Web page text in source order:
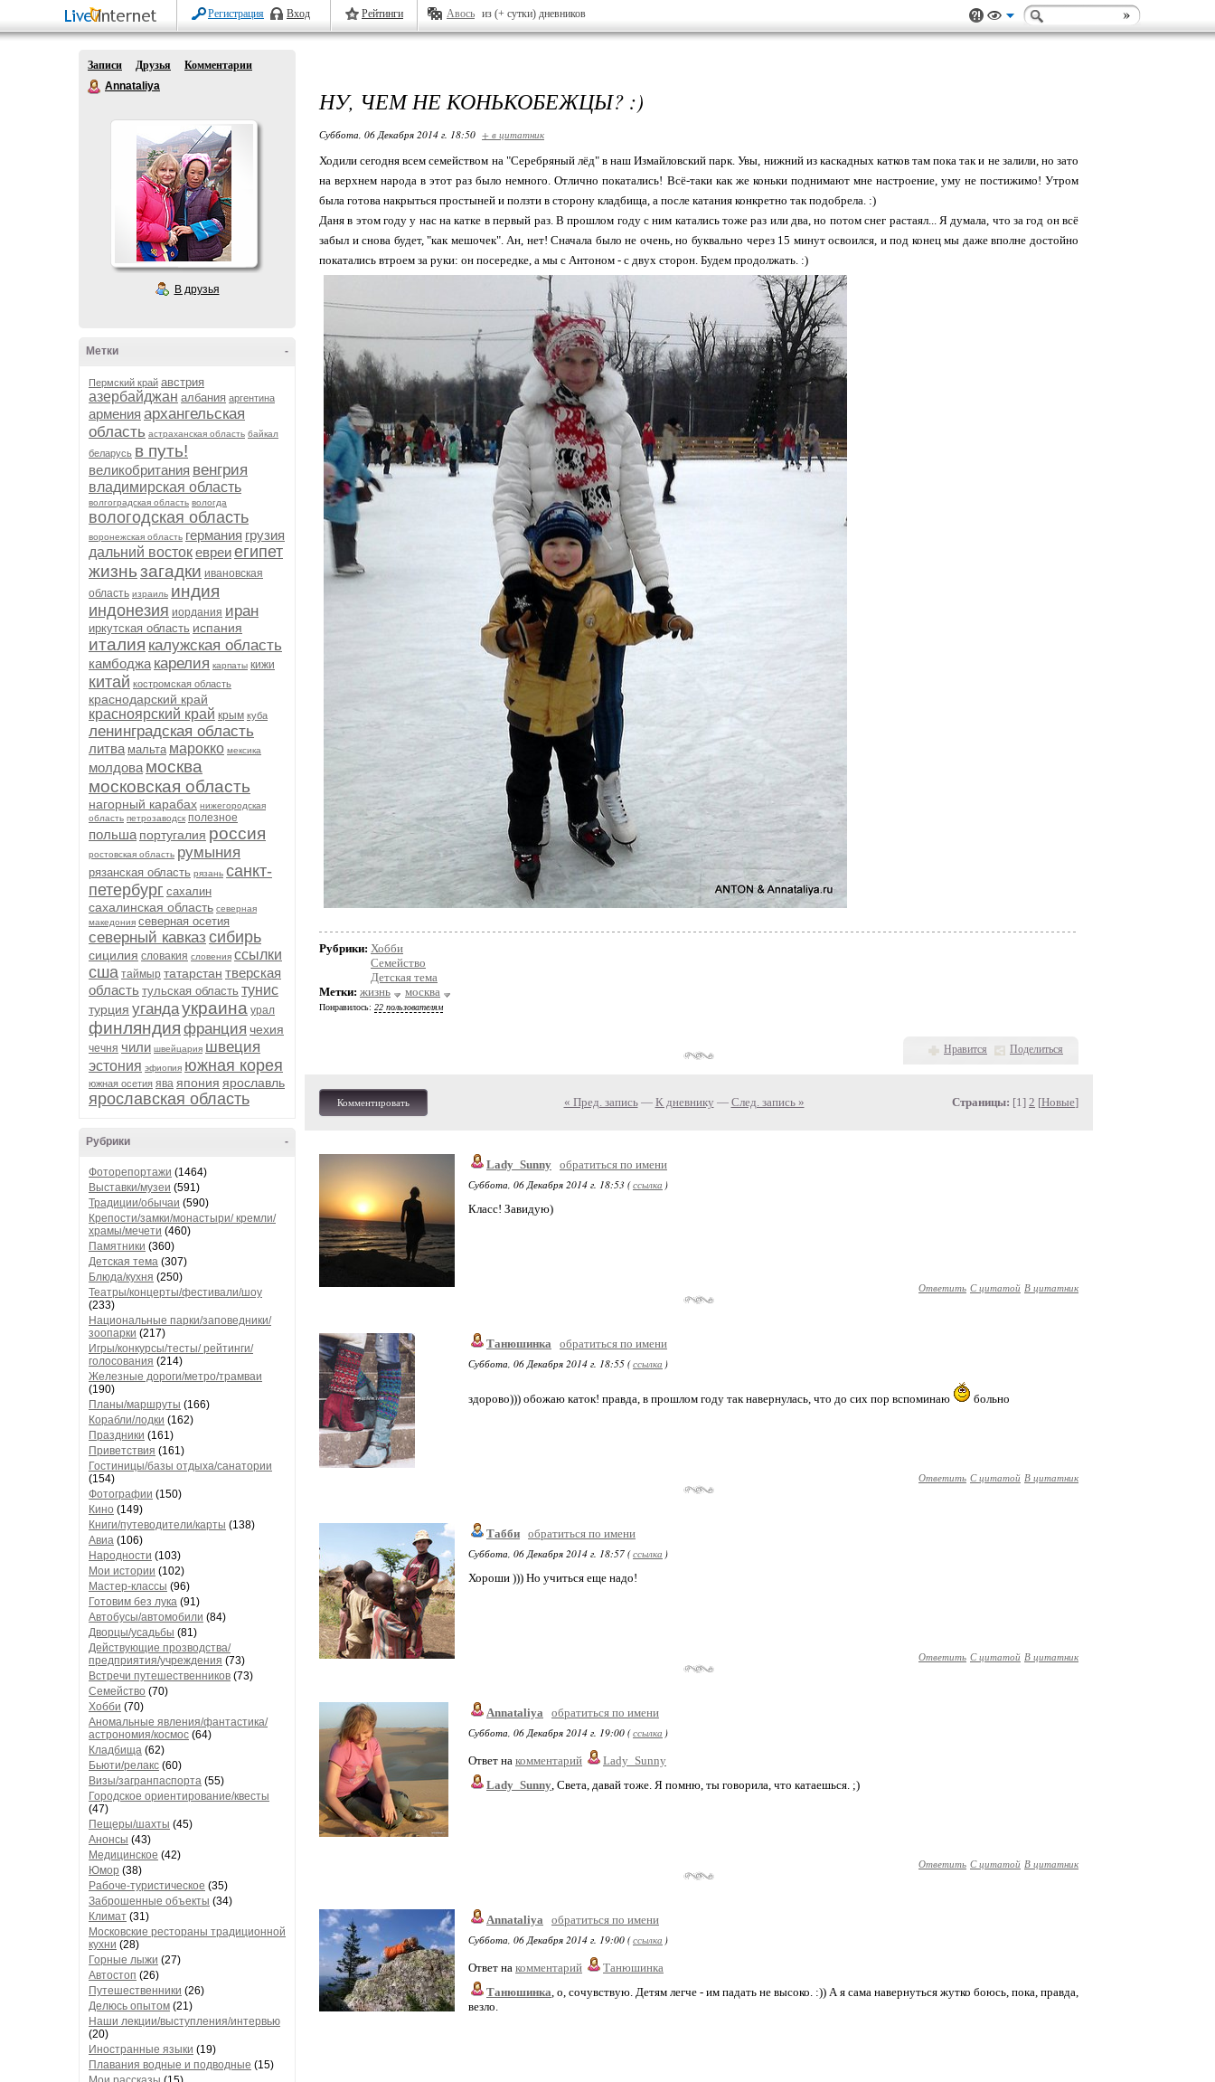
Регистрация Вход Рейтинги Авось из (+ сутки) дневников
Записи Друзья
Комментарии
Annataliya
В друзья
-
Метки
Пермский край австрия
азербайджан албания аргентина
армения архангельская
область астраханская область байкал
беларусь в путь!
великобритания венгрия
владимирская область
волгоградская область вологда
вологодская область
воронежская область германия грузия
дальний востокевреиегипет
жизньзагадки ивановская
область израиль индия
индонезия иордания иран
иркутская область испания
италия калужская область
камбоджа карелия карпаты кижи
китай костромская область
краснодарский край
красноярский край крым куба
ленинградская область
литва мальта марокко мексика
молдова москва
московская область
нагорный карабах нижегородская
область петрозаводск полезное
польша португалия россия
ростовская область румыния
рязанская область рязань санкт-
петербург сахалин
сахалинская область северная
македония северная осетия
северный кавказ сибирь
сицилия словакия словения ссылки
сша таймыр татарстан тверская
область тульская область тунис
турция угандаукраина урал
финляндия франция чехия
чечня чили швейцария швеция
эстония эфиопия южная корея
южная осетия ява япония ярославль
ярославская область
-
Рубрики
Фоторепортажи (1464)
Выставки/музеи (591)
Традиции/обычаи (590)
Крепости/замки/монастыри/ кремли/
храмы/мечети (460)
Памятники (360)
Детская тема (307)
Блюда/кухня (250)
Театры/концерты/фестивали/шоу
(233)
Национальные парки/заповедники/
зоопарки (217)
Игры/конкурсы/тесты/ рейтинги/
голосования (214)
Железные дороги/метро/трамваи
(190)
Планы/маршруты (166)
Корабли/лодки (162)
Праздники (161)
Приветствия (161)
Гостиницы/базы отдыха/санатории
(154)
Фотографии (150)
Кино (149)
Книги/путеводители/карты (138)
Авиа (106)
Народности (103)
Мои истории (102)
Мастер-классы (96)
Готовим без лука (91)
Автобусы/автомобили (84)
Дворцы/усадьбы (81)
Действующие прозводства/
предприятия/учреждения (73)
Встречи путешественников (73)
Семейство (70)
Хобби (70)
Аномальные явления/фантастика/
астрономия/космос (64)
Кладбища (62)
Бьюти/релакс (60)
Визы/загранпаспорта (55)
Городское ориентирование/квесты
(47)
Пещеры/шахты (45)
Анонсы (43)
Медицинское (42)
Юмор (38)
Рабоче-туристическое (35)
Заброшенные объекты (34)
Климат (31)
Московские рестораны традиционной
кухни (28)
Горные лыжи (27)
Автостоп (26)
Путешественники (26)
Делюсь опытом (21)
Наши лекции/выступления/интервью
(20)
Иностранные языки (19)
Плавания водные и подводные (15)
НУ, ЧЕМ НЕ КОНЬКОБЕЖЦЫ? :)
Суббота, 06 Декабря 2014 г. 18:50 + в цитатник
Ходили сегодня всем семейством на "Серебряный лёд" в наш Измайловский парк. Увы, нижний из каскадных катков там пока так и не залили, но зато
на верхнем народа в этот раз было немного. Отлично покатались! Всё-таки как же коньки поднимают мне настроение, уму не постижимо! Утром
была готова накрыться простыней и ползти в сторону кладбища, а после катания конкретно так подобрела. :)
Даня в этом году у нас на катке в первый раз. В прошлом году с ним катались тоже раз или два, но потом снег растаял... Я думала, что за год он всё
забыл и снова будет, "как мешочек". Ан, нет! Сначала было не очень, но буквально через 15 минут освоился, и под конец мы даже вполне достойно
покатались втроем за руки: он посередке, а мы с Антоном - с двух сторон. Будем продолжать. :)
Рубрики: Хобби
Семейство
Детская тема
Метки: жизнь москва
Понравилось: 22 пользователям
Нравится Поделиться
Комментировать « Пред. запись— К дневнику — След. запись » Страницы: [1] 2 [Новые]
Lady_Sunny обратиться по имени
Суббота, 06 Декабря 2014 г. 18:53 (ссылка )
Класс! Завидую)
Ответить С цитатой В цитатник
Танюшинка
обратиться по имени
Суббота, 06 Декабря 2014 г. 18:55 (ссылка )
здорово))) обожаю каток! правда, в прошлом году так навернулась, что до сих пор вспоминаю больно
Ответить С цитатой В цитатник
Табби обратиться по имени
Суббота, 06 Декабря 2014 г. 18:57 (ссылка )
Хороши ))) Но учиться еще надо!
Ответить С цитатой В цитатник
Annataliya
обратиться по имени
Суббота, 06 Декабря 2014 г. 19:00 (ссылка )
Ответ на комментарий
Lady_Sunny
Lady_Sunny, Света, давай тоже. Я помню, ты говорила, что катаешься. ;)
Ответить С цитатой В цитатник
Annataliya
обратиться по имени
Суббота, 06 Декабря 2014 г. 19:00 (ссылка )
Ответ на комментарий
Танюшинка
Танюшинка, о, сочувствую. Детям легче - им падать не высоко. :)) А я сама навернуться жутко боюсь, пока, правда,
везло.